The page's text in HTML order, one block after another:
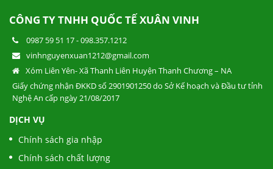
THUỐC LÁ - NGÀY QT THIẾU NHI 1/6!
CÔNG TY TNHH QUỐC TẾ XUÂN VINH
0987 59 51 17-098.357.1212
vinhnguyenxuan1212@gmail.com
Xóm Liên Yên- Xã Thanh Liên Huyện Thanh Chương – NA
Giấy chứng nhận ĐKKD số 2901901250 do Sở Kế hoạch và Đầu tư tỉnh
Nghệ An cấp ngày 21/08/2017
DỊCH VỤ
Chính sách gia nhập
Chính sách chất lượng